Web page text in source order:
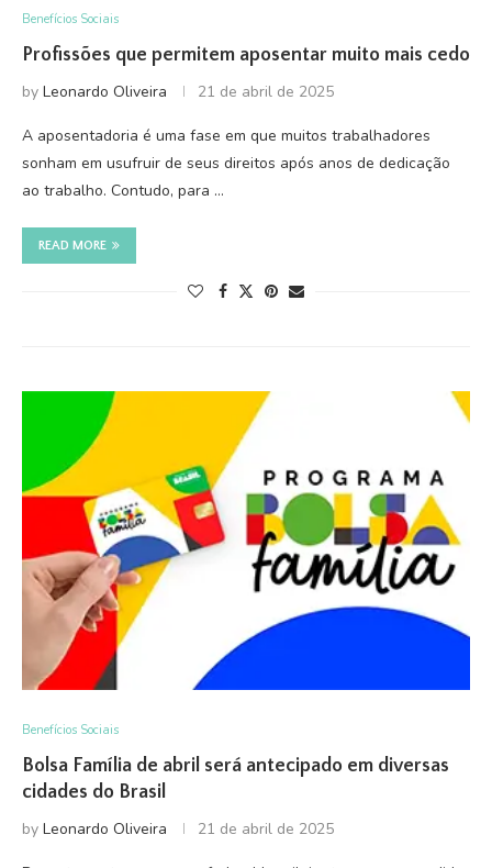
Benefícios Sociais
Profissões que permitem aposentar muito mais cedo
by Leonardo Oliveira 21 de abril de 2025
A aposentadoria é uma fase em que muitos trabalhadores
sonham em usufruir de seus direitos após anos de dedicação
ao trabalho. Contudo, para …
READ MORE
Benefícios Sociais
Bolsa Família de abril será antecipado em diversas
cidades do Brasil
by Leonardo Oliveira 21 de abril de 2025